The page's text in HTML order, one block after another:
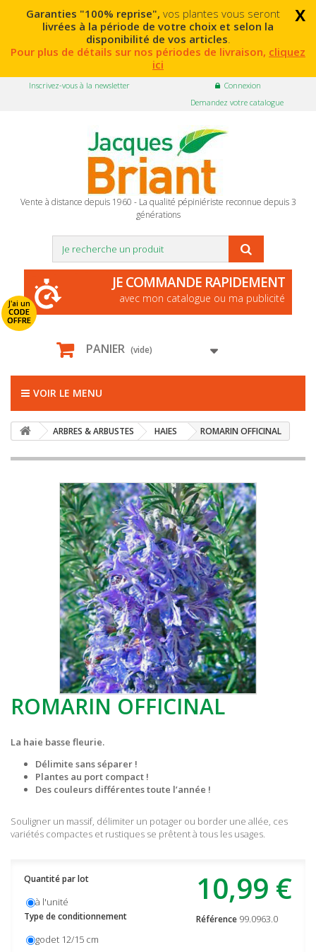
x
Garanties "100% reprise", vos plantes vous seront
livrées à la période de votre choix et selon la
disponibilité de vos articles.
Pour plus de détails sur nos périodes de livraison, cliquez
ici
Connexion
Inscrivez-vous à la newsletter
Demandez votre catalogue
Vente à distance depuis 1960 - La qualité pépiniériste reconnue depuis 3
générations
J'ai un
CODE
OFFRE
JE COMMANDE RAPIDEMENT
avec mon catalogue ou ma publicité
PANIER (vide)
VOIR LE MENU
ARBRES & ARBUSTES HAIES ROMARIN OFFICINAL
ROMARIN OFFICINAL
La haie basse fleurie.
Délimite sans séparer !
Plantes au port compact !
Des couleurs différentes toute l’année !
Souligner un massif, délimiter un potager ou border une allée, ces
variétés compactes et rustiques se prêtent à tous les usages.
10,99 €
Référence 99.0963.0
Quantité par lot
à l'unité
Type de conditionnement
godet 12/15 cm